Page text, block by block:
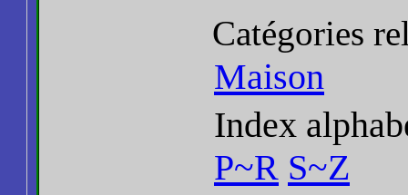
Catégories
Maison
Index
P~R S~Z